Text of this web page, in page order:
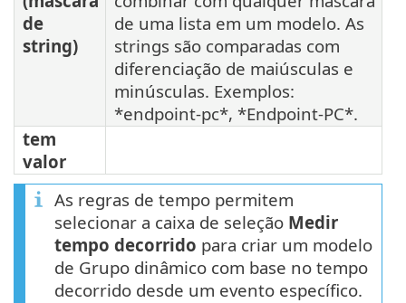
de
string)
de uma lista em um modelo. As
strings são comparadas com
diferenciação de maiúsculas e
minúsculas. Exemplos:
*endpoint-pc*, *Endpoint-PC*.
tem
valor
As regras de tempo permitem
selecionar a caixa de seleção Medir
tempo decorrido para criar um modelo
de Grupo dinâmico com base no tempo
decorrido desde um evento específico.